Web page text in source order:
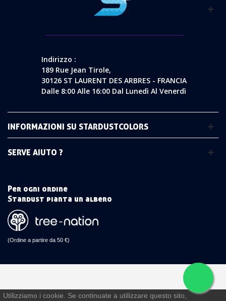
Indirizzo :
189 Rue Jean Tirole,
30126 ST LAURENT DES ARBRES - FRANCIA
Dalle 8:00 Alle 16:00 Dal Lunedì Al Venerdì
INFORMAZIONI SU STARDUSTCOLORS
SERVE AIUTO ?
Per ogni ordine
Stardust pianta un albero
(Ordine a partire da 50 €)
Utilizziamo i cookie. Se continuate a utilizzare questo sito,